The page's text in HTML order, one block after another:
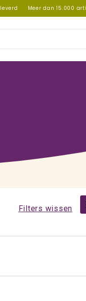
Meer dan 15.000
Filters wissen